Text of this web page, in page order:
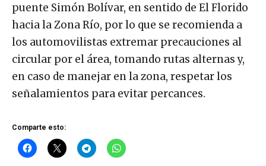
puente Simón Bolívar, en sentido de El Florido
hacia la Zona Río, por lo que se recomienda a
los automovilistas extremar precauciones al
circular por el área, tomando rutas alternas y,
en caso de manejar en la zona, respetar los
señalamientos para evitar percances.
Comparte esto: